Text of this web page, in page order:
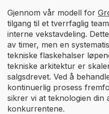
Gjennom vår modell for
tilgang til et tverrfaglig
interne vekstavdeling.
av timer, men en
tekniske flaskehalser
tekniske arkitektur er
salgsdrevet. Ved å
kontinuerlig prosess
sikrer vi at teknologien din
konkurrentene.